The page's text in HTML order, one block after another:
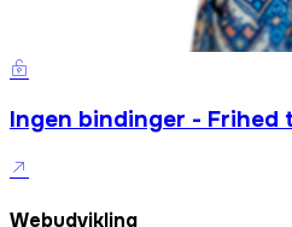
Ingen bindinger -
Webudvikling